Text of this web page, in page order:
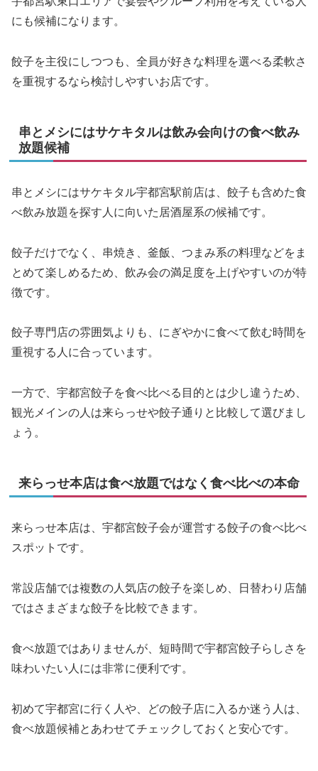
にも候補になります。
餃子を主役にしつつも、全員が好きな料理を選べる柔軟さ
を重視するなら検討しやすいお店です。
串とメシにはサケキタルは飲み会向けの食べ飲み
放題候補
串とメシにはサケキタル宇都宮駅前店は、餃子も含めた食
べ飲み放題を探す人に向いた居酒屋系の候補です。
餃子だけでなく、串焼き、釜飯、つまみ系の料理などをま
とめて楽しめるため、飲み会の満足度を上げやすいのが特
徴です。
餃子専門店の雰囲気よりも、にぎやかに食べて飲む時間を
重視する人に合っています。
一方で、宇都宮餃子を食べ比べる目的とは少し違うため、
観光メインの人は来らっせや餃子通りと比較して選びまし
ょう。
来らっせ本店は食べ放題ではなく食べ比べの本命
来らっせ本店は、宇都宮餃子会が運営する餃子の食べ比べ
スポットです。
常設店舗では複数の人気店の餃子を楽しめ、日替わり店舗
ではさまざまな餃子を比較できます。
食べ放題ではありませんが、短時間で宇都宮餃子らしさを
味わいたい人には非常に便利です。
初めて宇都宮に行く人や、どの餃子店に入るか迷う人は、
食べ放題候補とあわせてチェックしておくと安心です。